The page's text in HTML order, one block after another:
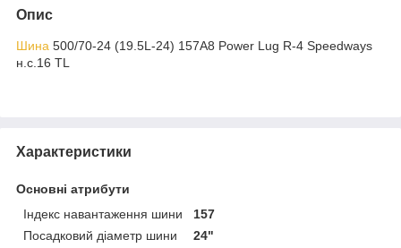
Опис
Шина 500/70-24 (19.5L-24) 157A8 Power Lug R-4 Speedways
н.с.16 TL
Характеристики
Основні атрибути
Індекс навантаження шини
157
Посадковий діаметр шини
24"